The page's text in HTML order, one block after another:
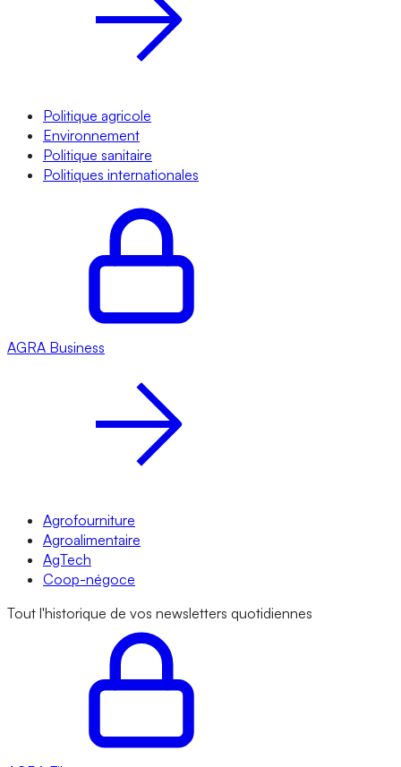
Politique agricole
Environnement
Politique sanitaire
Politiques internationales
AGRA Business
Agrofourniture
Agroalimentaire
AgTech
Coop-négoce
Tout l'historique de vos newsletters quotidiennes